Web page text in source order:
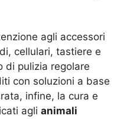
agli accessori
cellulari, tastiere e
di pulizia regolare
con soluzioni a base
infine, la cura e
agli animali